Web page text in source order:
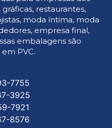
7755
3925
7921
8576
restaurantes,
moda íntima, moda
empresa final,
embalagens são
PVC.